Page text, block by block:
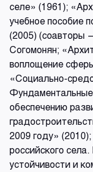
селе» (1961);
учебное пособие
(2005) (соавторы
Согомонян;
воплощение
«Социально-
Фундаментальные
обеспечению
2009 году»
российского
устойчивости и